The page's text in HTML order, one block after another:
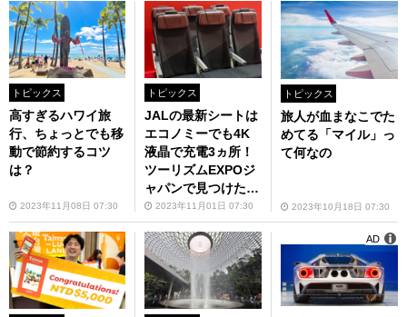
トピックス
高すぎるハワイ旅
行、ちょっとでも移
動で節約するコツ
は？
2023年11月08日 07:30
トピックス
JALの最新シートは
エコノミーでも4K
液晶で充電3ヵ所！
ツーリズムEXPOジ
ャパンで見つけた凄
いやつ
2023年11月01日 07:30
トピックス
旅人が血まなこでた
めてる「マイル」っ
て何なの
2023年10月18日 07:30
AD